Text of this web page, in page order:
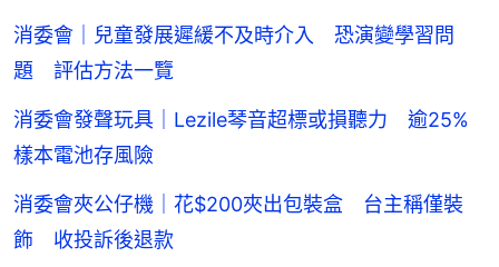
消委會｜兒童發展遲緩不及時介入 恐演變學習問
題 評估方法一覽
消委會發聲玩具｜Lezile琴音超標或損聽力 逾25%
樣本電池存風險
消委會夾公仔機｜花$200夾出包裝盒 台主稱僅裝
飾 收投訴後退款